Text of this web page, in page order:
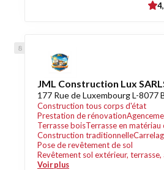
JML Construction Lux
177 Rue de Luxembourg L-8077
Construction tous corps d'état
Prestation de rénovation
Terrasse boisTerrasse en
Construction traditionnelle
Pose de revêtement de sol
Revêtement sol extérieur, terrasse,
Voir plus